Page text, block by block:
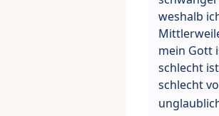
weshalb
mein Gott
schlecht
schlecht